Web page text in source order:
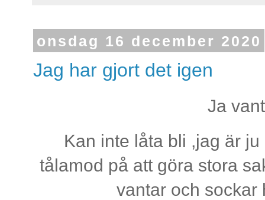
onsdag 16 december 2020
Jag har gjort det igen
Ja
Kan inte låta bli ,jag är
tålamod på att göra stora
vantar och